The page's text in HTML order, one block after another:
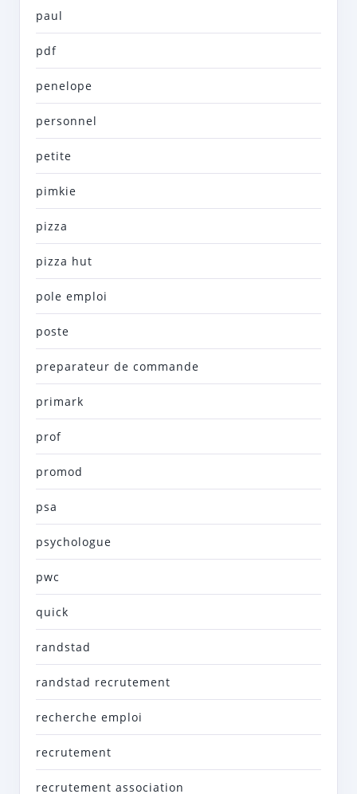
paul
pdf
penelope
personnel
petite
pimkie
pizza
pizza hut
pole emploi
poste
preparateur de commande
primark
prof
promod
psa
psychologue
pwc
quick
randstad
randstad recrutement
recherche emploi
recrutement
recrutement association